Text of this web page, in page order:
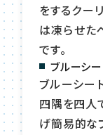
をするクー
は凍らせた
です。
ブルーシ
ブルーシー
四隅を四人
げ簡易的な